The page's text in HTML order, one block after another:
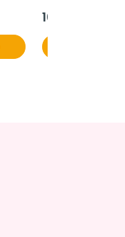
16,50 €